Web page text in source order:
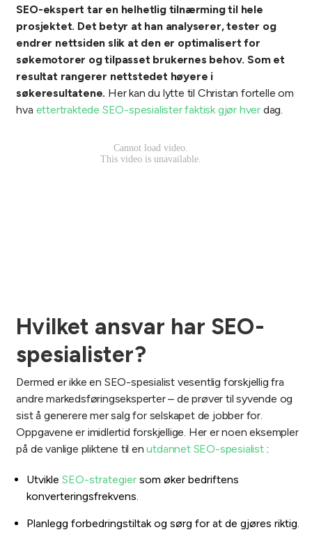
SEO-ekspert tar en helhetlig tilnærming til hele
prosjektet. Det betyr at han analyserer, tester og
endrer nettsiden slik at den er optimalisert for
søkemotorer og tilpasset brukernes behov. Som et
resultat rangerer nettstedet høyere i
søkeresultatene. Her kan du lytte til Christan fortelle om
hva ettertraktede SEO-spesialister faktisk gjør hverdag.
Hvilket ansvar har SEO-
spesialister?
Dermed er ikke en SEO-spesialist vesentlig forskjellig fra
andre markedsføringseksperter – de prøver til syvende og
sist å generere mer salg for selskapet de jobber for.
Oppgavene er imidlertid forskjellige. Her er noen eksempler
på de vanlige pliktene til enutdannet SEO-spesialist:
UtvikleSEO-strategier som øker bedriftens
konverteringsfrekvens.
Planlegg forbedringstiltak og sørg for at de gjøres riktig.